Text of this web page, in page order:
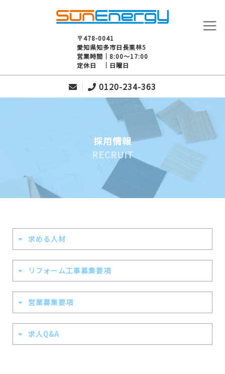
〒478-0041
愛知県知多市日長栗林5
営業時間｜8:00～17:00
定休日 ｜日曜日
0120-234-363
採用情報
RECRUIT
求める人材
リフォーム工事募集要項
営業募集要項
求人Q&A